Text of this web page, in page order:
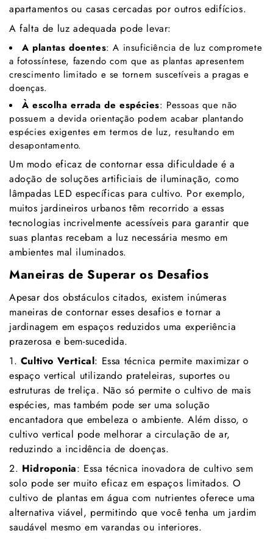
apartamentos ou casas cercadas por outros edifícios.
A falta de luz adequada pode levar:
A plantas doentes: A insuficiência de luz compromete
a fotossíntese, fazendo com que as plantas apresentem
crescimento limitado e se tornem suscetíveis a pragas e
doenças.
À escolha errada de espécies: Pessoas que não
possuem a devida orientação podem acabar plantando
espécies exigentes em termos de luz, resultando em
desapontamento.
Um modo eficaz de contornar essa dificuldade é a
adoção de soluções artificiais de iluminação, como
lâmpadas LED específicas para cultivo. Por exemplo,
muitos jardineiros urbanos têm recorrido a essas
tecnologias incrivelmente acessíveis para garantir que
suas plantas recebam a luz necessária mesmo em
ambientes mal iluminados.
Maneiras de Superar os Desafios
Apesar dos obstáculos citados, existem inúmeras
maneiras de contornar esses desafios e tornar a
jardinagem em espaços reduzidos uma experiência
prazerosa e bem-sucedida.
1. Cultivo Vertical: Essa técnica permite maximizar o
espaço vertical utilizando prateleiras, suportes ou
estruturas de treliça. Não só permite o cultivo de mais
espécies, mas também pode ser uma solução
encantadora que embeleza o ambiente. Além disso, o
cultivo vertical pode melhorar a circulação de ar,
reduzindo a incidência de doenças.
2. Hidroponia: Essa técnica inovadora de cultivo sem
solo pode ser muito eficaz em espaços limitados. O
cultivo de plantas em água com nutrientes oferece uma
alternativa viável, permitindo que você tenha um jardim
saudável mesmo em varandas ou interiores.